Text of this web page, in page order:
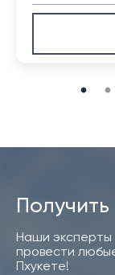
Наши эксперты
провести
Пхукете!